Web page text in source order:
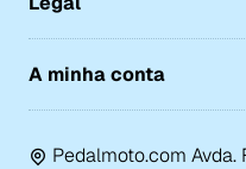
A minha conta
Pedalmoto.com Avda.